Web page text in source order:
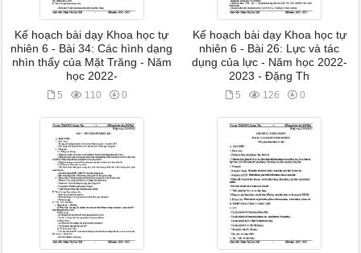
Kế hoạch bài dạy Khoa học tự
nhiên 6 - Bài 34: Các hình dạng
nhìn thấy của Mặt Trăng - Năm
học 2022-
5 110 0
Kế hoạch bài dạy Khoa học tự
nhiên 6 - Bài 26: Lực và tác
dụng của lực - Năm học 2022-
2023 - Đặng Th
5 126 0